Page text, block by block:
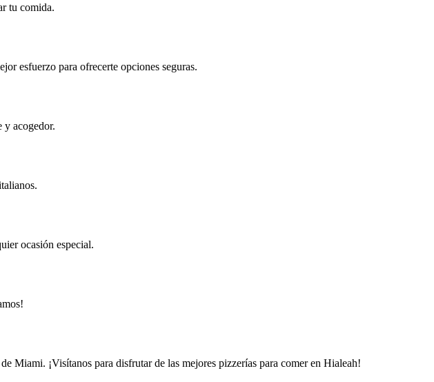
tu comida.
esfuerzo para ofrecerte opciones seguras.
y acogedor.
ocasión especial.
Miami. ¡Visítanos para disfrutar de las mejores pizzerías para comer en Hialeah!